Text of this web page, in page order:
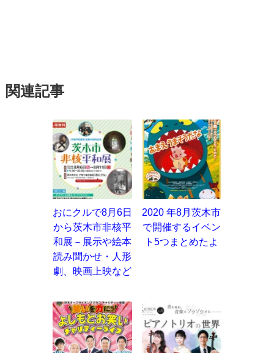
関連記事
おにクルで8月6日
から茨木市非核平
和展－展示や絵本
読み聞かせ・人形
劇、映画上映など
2020 年8月茨木市
で開催するイベン
ト5つまとめたよ